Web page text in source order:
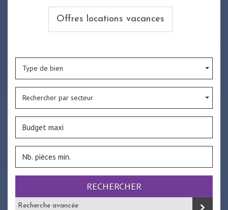
Offres locations vacances
Type de bien
Rechercher par secteur
RECHERCHER
Recherche avancée